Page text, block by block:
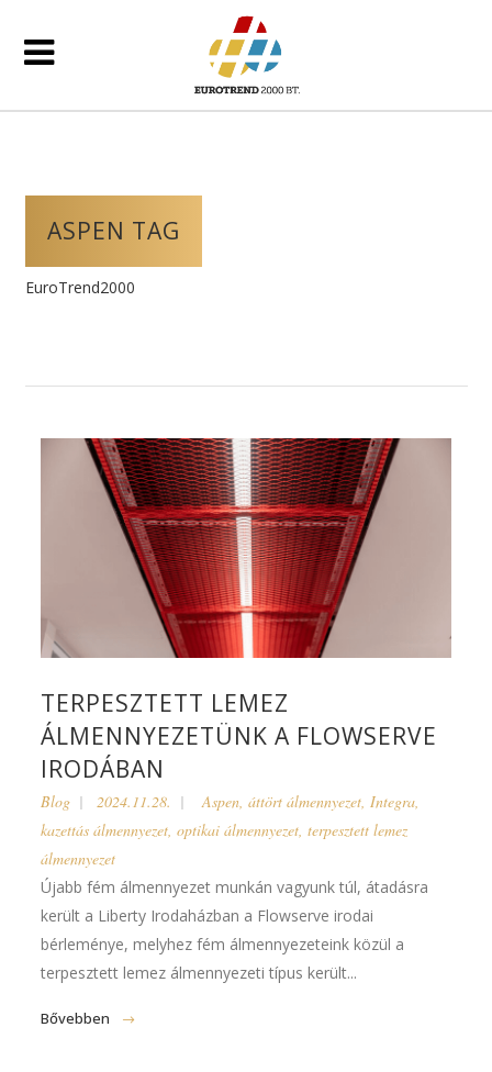
ASPEN TAG
EuroTrend2000
TERPESZTETT LEMEZ
ÁLMENNYEZETÜNK A FLOWSERVE
IRODÁBAN
Blog 2024.11.28. Aspen,áttört álmennyezet,Integra,
kazettás álmennyezet,optikai álmennyezet,terpesztett lemez
álmennyezet
Újabb fém álmennyezet munkán vagyunk túl, átadásra
került a Liberty Irodaházban a Flowserve irodai
bérleménye, melyhez fém álmennyezeteink közül a
terpesztett lemez álmennyezeti típus került...
Bővebben